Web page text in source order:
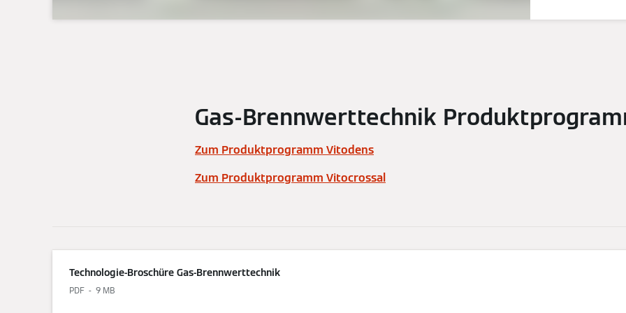
Gas-Brennwerttechnik
Zum Produktprogramm Vitodens
Zum Produktprogramm Vitocrossal
Technologie-Broschüre Gas-Brennwerttechnik
PDF 9 MB